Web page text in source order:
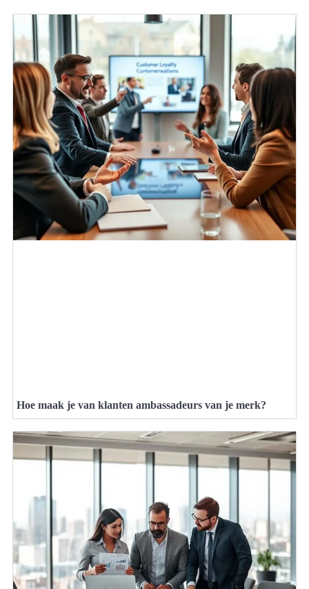
Hoe maak je van klanten ambassadeurs van je merk?